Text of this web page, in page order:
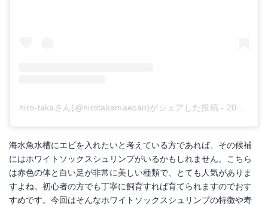
hiro-takaさん(@hirotakamaecan)がシェアした投稿 - 2018年10月月9日午後5時49分PDT
海水魚水槽にエビを入れたいと考えている方であれば、その候補
にはホワイトソックスシュリンプがいるかもしれません。こちら
は赤色の体と白い足が非常に美しい種類で、とても人気がありま
すよね。初心者の方でも丁寧に飼育すれば育てられますのでおす
すめです。今回はそんなホワイトソックスシュリンプの特徴や寿